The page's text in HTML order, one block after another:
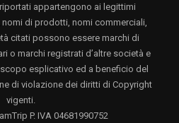
appartengono ai legittimi
di prodotti, nomi commerciali,
citati possono essere marchi di
o marchi registrati d’altre società e
esplicativo ed a beneficio del
di violazione dei diritti di Copyright
vigenti.
P. IVA 04681990752